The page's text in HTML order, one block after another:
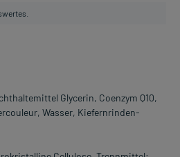
Glycerin, Coenzym Q10,
Wasser, Kiefernrinden-